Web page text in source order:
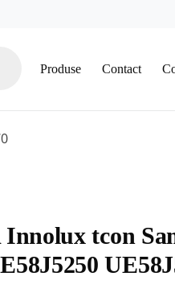
Produse Contact
Innolux tcon